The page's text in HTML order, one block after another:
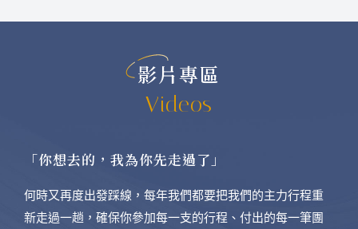
影片專區
Videos
「你想去的，我為你先走過了」
何時又再度出發踩線，每年我們都要把我們的主力行程重
新走過一趟，確保你參加每一支的行程、付出的每一筆團